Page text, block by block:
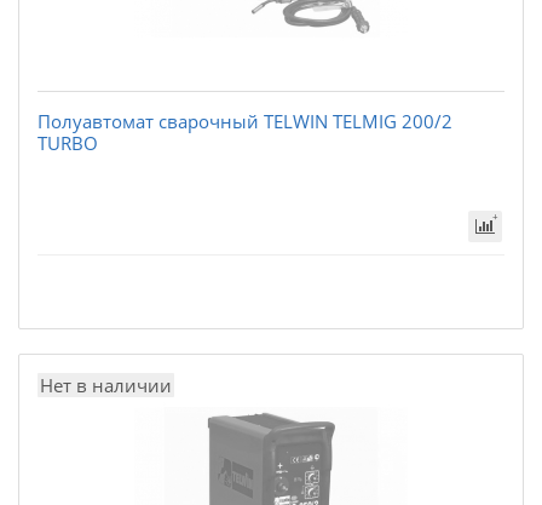
Полуавтомат сварочный TELWIN TELMIG 200/2
TURBO
Нет в наличии